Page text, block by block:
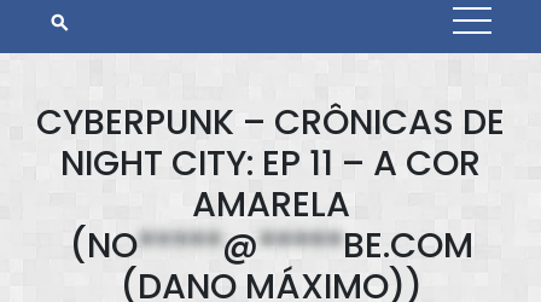
CYBERPUNK – CRÔNICAS DE
NIGHT CITY: EP 11 – A COR
AMARELA
(NO*****@*****BE.COM
(DANO MÁXIMO))